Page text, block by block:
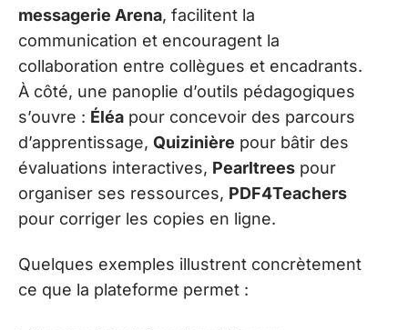
messagerie Arena, facilitent la
communication et encouragent la
collaboration entre collègues et encadrants.
À côté, une panoplie d’outils pédagogiques
s’ouvre : Éléa pour concevoir des parcours
d’apprentissage, Quizinière pour bâtir des
évaluations interactives, Pearltrees pour
organiser ses ressources, PDF4Teachers
pour corriger les copies en ligne.
Quelques exemples illustrent concrètement
ce que la plateforme permet :